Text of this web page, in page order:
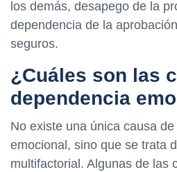
los demás, desapego de la
dependencia de la
seguros.
¿Cuáles son las
dependencia
No existe una única causa
emocional, sino que se trata
multifactorial. Algunas de las